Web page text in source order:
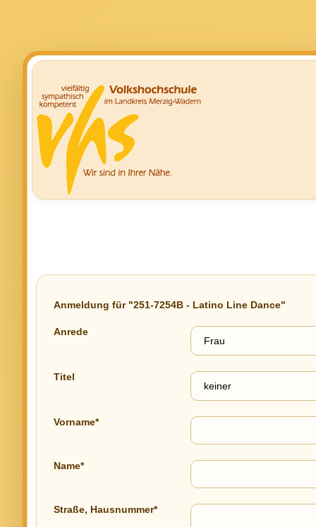
Anmeldung für "251-7254B - Latino Line Dance"
Anrede
Titel
Vorname*
Name*
Straße, Hausnummer*